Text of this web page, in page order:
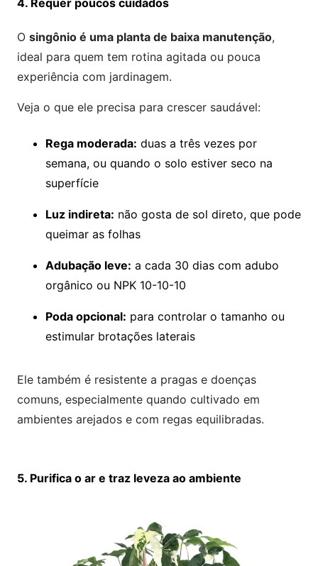
4. Requer poucos cuidados
O singônio é uma planta de baixa manutenção,
ideal para quem tem rotina agitada ou pouca
experiência com jardinagem.
Veja o que ele precisa para crescer saudável:
Rega moderada: duas a três vezes por
semana, ou quando o solo estiver seco na
superfície
Luz indireta: não gosta de sol direto, que pode
queimar as folhas
Adubação leve: a cada 30 dias com adubo
orgânico ou NPK 10-10-10
Poda opcional: para controlar o tamanho ou
estimular brotações laterais
Ele também é resistente a pragas e doenças
comuns, especialmente quando cultivado em
ambientes arejados e com regas equilibradas.
5. Purifica o ar e traz leveza ao ambiente